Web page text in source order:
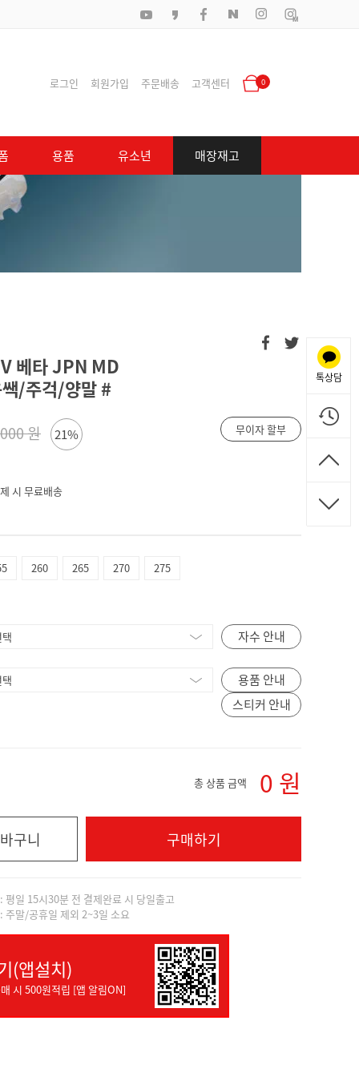
로그인 회원가입 주문배송 고객센터 0
용품 유소년 매장재고
베타 JPN MD
/주걱/양말 #
원 21% 무이자 할부
시 무료배송
260 265 270 275
자수 안내
용품 안내
스티커 안내
총 상품 금액 0 원
구니 구매하기
평일 15시30분 전 결제완료 시 당일출고
주말/공휴일 제외 2~3일 소요
(앱설치)
시 500원적립 [앱 알림ON]
톡상담